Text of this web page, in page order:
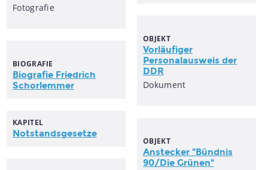
Fotografie
OBJEKT
Vorläufiger
Personalausweis der
DDR
Dokument
BIOGRAFIE
Biografie Friedrich
Schorlemmer
KAPITEL
Notstandsgesetze
OBJEKT
Anstecker "Bündnis
90/Die Grünen"